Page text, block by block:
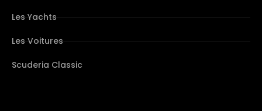
Les Yachts
Les Voitures
Scuderia Classic